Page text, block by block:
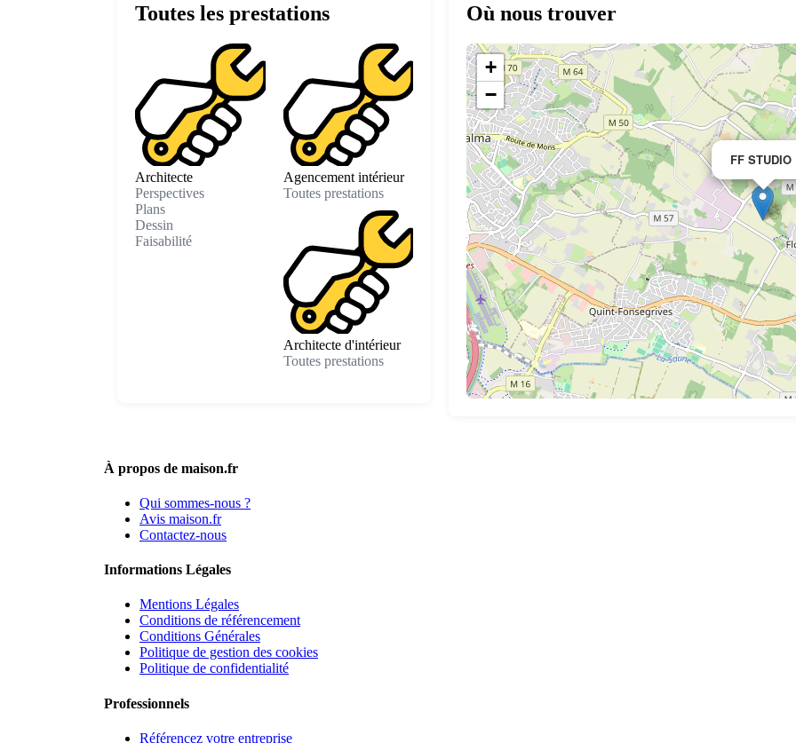
Toutes les prestations
Architecte
Perspectives
Plans
Dessin
Faisabilité
Agencement intérieur
Toutes prestations
Architecte d'intérieur
Toutes prestations
Où nous trouver
FF STUDIO
+
−
À propos de maison.fr
Qui sommes-nous ?
Avis maison.fr
Contactez-nous
Informations Légales
Mentions Légales
Conditions de référencement
Conditions Générales
Politique de gestion des cookies
Politique de confidentialité
Professionnels
Référencez votre entreprise